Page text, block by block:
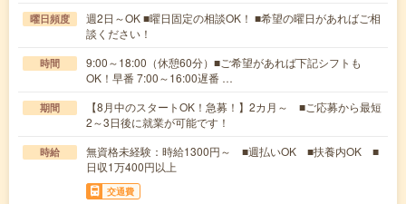
曜日頻度
週2日～OK ■曜日固定の相談OK！ ■希望の曜日があればご相
談ください！
時間
9:00～18:00（休憩60分）■ご希望があれば下記シフトも
OK！早番 7:00～16:00遅番 …
期間
【8月中のスタートOK！急募！】2カ月～ ■ご応募から最短
2～3日後に就業が可能です！
時給
無資格未経験：時給1300円～ ■週払いOK ■扶養内OK ■
日収1万400円以上
交通費